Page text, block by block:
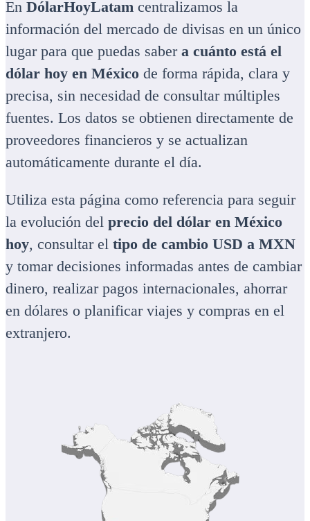
En DólarHoyLatam centralizamos la
información del mercado de divisas en un único
lugar para que puedas saber a cuánto está el
dólar hoy en México de forma rápida, clara y
precisa, sin necesidad de consultar múltiples
fuentes. Los datos se obtienen directamente de
proveedores financieros y se actualizan
automáticamente durante el día.
Utiliza esta página como referencia para seguir
la evolución del precio del dólar en México
hoy, consultar el tipo de cambio USD a MXN
y tomar decisiones informadas antes de cambiar
dinero, realizar pagos internacionales, ahorrar
en dólares o planificar viajes y compras en el
extranjero.